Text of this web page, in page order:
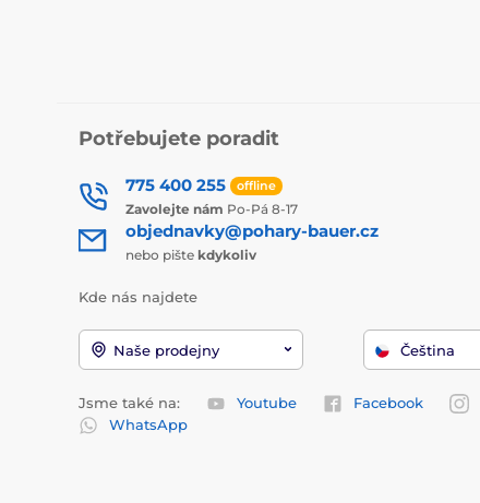
Potřebujete poradit
775 400 255 offline
Zavolejte nám Po-Pá 8-17
objednavky@pohary-bauer.cz
nebo pište kdykoliv
Kde nás najdete
Naše prodejny Čeština
Jsme také na: Youtube Facebook
WhatsApp